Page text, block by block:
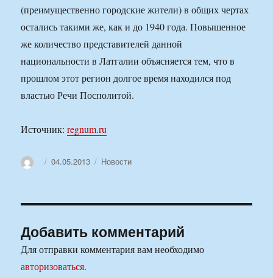
(преимущественно городские жители) в общих чертах
остались такими же, как и до 1940 года. Повышенное
же количество представителей данной
национальности в Латгалии объясняется тем, что в
прошлом этот регион долгое время находился под
властью Речи Посполитой.
Источник:regnum.ru
АвторОпубликовано
04.05.2013 Рубрики
Новости
Добавить комментарий
Для отправки комментария вам необходимо
авторизоваться.